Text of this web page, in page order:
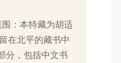
：本特藏为胡适
在北平的藏书中
分，包括中文书